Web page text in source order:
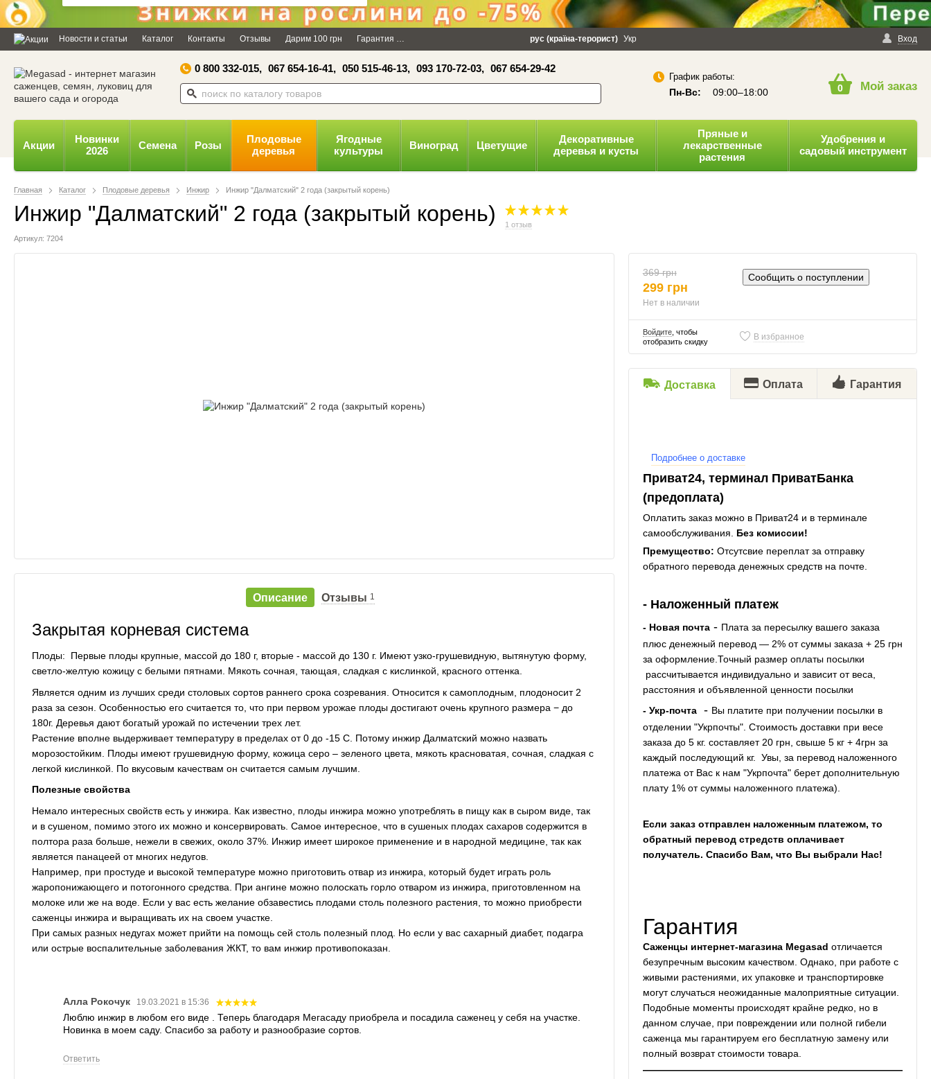
Дозвольте сайту megasad.net
відправляти вам сповіщення на
робочий стіл.
Powered by SendPulse Заборонити Дозволити
×
Новости и статьи Каталог Контакты Отзывы Дарим 100 грн Гарантия Оплата и доставка Политика конфиденциальности Вход
рус (країна-терорист) Укр
0 800 332-015, 067 654-16-41, 050 515-46-13, 093 170-72-03, 067 654-29-42
График работы:
Пн-Вс: 09:00–18:00 0 Мой заказ
Акции
Новинки
2026
Семена Розы
Плодовые
деревья
Ягодные
культуры
Виноград Цветущие
Декоративные
деревья и кусты
Пряные и
лекарственные
растения
Удобрения и
садовый инструмент
Главная Каталог Плодовые деревья Инжир Инжир "Далматский" 2 года (закрытый корень)
Инжир "Далматский" 2 года (закрытый корень)
1 отзыв
Артикул: 7204
Описание Отзывы 1
Закрытая корневая система
Плоды: Первые плоды крупные, массой до 180 г, вторые - массой до 130 г. Имеют узко-грушевидную, вытянутую форму,
светло-желтую кожицу с белыми пятнами. Мякоть сочная, тающая, сладкая с кислинкой, красного оттенка.
Является одним из лучших среди столовых сортов раннего срока созревания. Относится к самоплодным, плодоносит 2
раза за сезон. Особенностью его считается то, что при первом урожае плоды достигают очень крупного размера − до
180г. Деревья дают богатый урожай по истечении трех лет.
Растение вполне выдерживает температуру в пределах от 0 до -15 С. Потому инжир Далматский можно назвать
морозостойким. Плоды имеют грушевидную форму, кожица серо – зеленого цвета, мякоть красноватая, сочная, сладкая с
легкой кислинкой. По вкусовым качествам он считается самым лучшим.
Полезные свойства
Немало интересных свойств есть у инжира. Как известно, плоды инжира можно употреблять в пищу как в сыром виде, так
и в сушеном, помимо этого их можно и консервировать. Самое интересное, что в сушеных плодах сахаров содержится в
полтора раза больше, нежели в свежих, около 37%. Инжир имеет широкое применение и в народной медицине, так как
является панацеей от многих недугов.
Например, при простуде и высокой температуре можно приготовить отвар из инжира, который будет играть роль
жаропонижающего и потогонного средства. При ангине можно полоскать горло отваром из инжира, приготовленном на
молоке или же на воде. Если у вас есть желание обзавестись плодами столь полезного растения, то можно приобрести
саженцы инжира и выращивать их на своем участке.
При самых разных недугах может прийти на помощь сей столь полезный плод. Но если у вас сахарный диабет, подагра
или острые воспалительные заболевания ЖКТ, то вам инжир противопоказан.
Алла Рокочук 19.03.2021 в 15:36
Люблю инжир в любом его виде . Теперь благодаря Мегасаду приобрела и посадила саженец у себя на участке.
Новинка в моем саду. Спасибо за работу и разнообразие сортов.
Ответить
369 грн
299 грн
Нет в наличии
Сообщить о поступлении
Войдите, чтобы
отобразить скидку
В избранное
Доставка Оплата Гарантия
Подробнее о доставке
Приват24, терминал ПриватБанка
(предоплата)
Оплатить заказ можно в Приват24 и в терминале
самообслуживания. Без комиссии!
Премущество: Отсутсвие переплат за отправку
обратного перевода денежных средств на почте.
- Наложенный платеж
- Новая почта- Плата за пересылку вашего заказа
плюс денежный перевод — 2% от суммы заказа + 25 грн
за оформление.Точный размер оплаты посылки
рассчитывается индивидуально и зависит от веса,
расстояния и объявленной ценности посылки
- Укр-почта- Вы платите при получении посылки в
отделении "Укрпочты". Стоимость доставки при весе
заказа до 5 кг. составляет 20 грн, свыше 5 кг + 4грн за
каждый последующий кг. Увы, за перевод наложенного
платежа от Вас к нам "Укрпочта" берет дополнительную
плату 1% от суммы наложенного платежа).
Если заказ отправлен наложенным платежом, то
обратный перевод стредств оплачивает
получатель. Спасибо Вам, что Вы выбрали Нас!
Гарантия
Саженцы интернет-магазина Megasad отличается
безупречным высоким качеством. Однако, при работе с
живыми растениями, их упаковке и транспортировке
могут случаться неожиданные малоприятные ситуации.
Подобные моменты происходят крайне редко, но в
данном случае, при повреждении или полной гибели
саженца мы гарантируем его бесплатную замену или
полный возврат стоимости товара.